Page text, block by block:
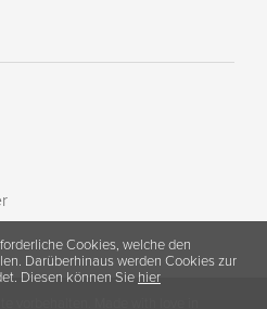
vorbehalten. Made with love in
Cookies, welche den
Darüberhinaus werden Cookies zur
Diesen können Sie hier